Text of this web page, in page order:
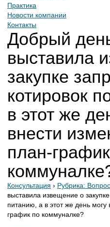
Практика
Новости компании
Контакты
Добрый
выставила
закупке
котировок
в этот же
внести
план-
Консультация › Рубрика:
выставила извещение о
питанию, а в этот же день
график по коммуналке?